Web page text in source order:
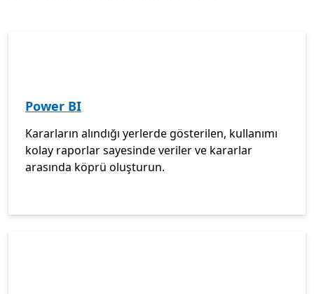
Power BI
Kararların alındığı yerlerde gösterilen, kullanımı
kolay raporlar sayesinde veriler ve kararlar
arasında köprü oluşturun.